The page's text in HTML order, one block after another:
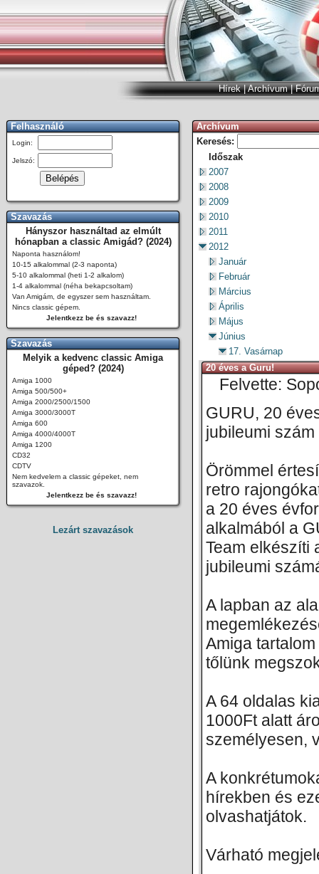
Hírek|Archívum|
Felhasználó
Login:
Jelszó:
Szavazás
Hányszor használtad az elmúlt
hónapban a classic Amigád? (2024)
Naponta használom!
10-15 alkalommal (2-3 naponta)
5-10 alkalommal (heti 1-2 alkalom)
1-4 alkalommal (néha bekapcsoltam)
Van Amigám, de egyszer sem használtam.
Nincs classic gépem.
Jelentkezz be és szavazz!
Szavazás
Melyik a kedvenc classic Amiga
géped? (2024)
Amiga 1000
Amiga 500/500+
Amiga 2000/2500/1500
Amiga 3000/3000T
Amiga 600
Amiga 4000/4000T
Amiga 1200
CD32
CDTV
Nem kedvelem a classic gépeket, nem
szavazok.
Jelentkezz be és szavazz!
Lezárt szavazások
Archívum
Keresés:
Időszak
2007
2008
2009
2010
2011
2012
Január
Február
Március
Április
Május
Június
17. Vasárnap
20 éves a Guru!
Felvette:
GURU, 20
jubileumi szám
Örömmel
retro
a 20 éves
alkalmából a
Team elkészíti
jubileumi
A lapban az
Amiga
tőlünk
A 64 oldalas
1000Ft alatt
személyesen,
A
hírekben és
olvashatjátok.
Várható